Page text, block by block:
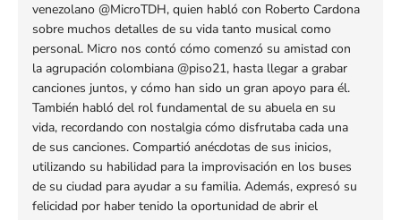
venezolano @MicroTDH, quien habló con Roberto Cardona
sobre muchos detalles de su vida tanto musical como
personal. Micro nos contó cómo comenzó su amistad con
la agrupación colombiana @piso21, hasta llegar a grabar
canciones juntos, y cómo han sido un gran apoyo para él.
También habló del rol fundamental de su abuela en su
vida, recordando con nostalgia cómo disfrutaba cada una
de sus canciones. Compartió anécdotas de sus inicios,
utilizando su habilidad para la improvisación en los buses
de su ciudad para ayudar a su familia. Además, expresó su
felicidad por haber tenido la oportunidad de abrir el